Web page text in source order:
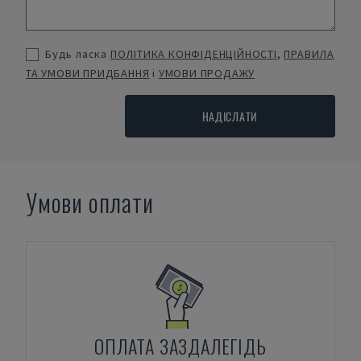
Будь ласка ПОЛІТИКА КОНФІДЕНЦІЙНОСТІ, ПРАВИЛА
ТА УМОВИ ПРИДБАННЯ і УМОВИ ПРОДАЖУ
НАДІСЛАТИ
Умови оплати
ОПЛАТА ЗАЗДАЛЕГІДЬ